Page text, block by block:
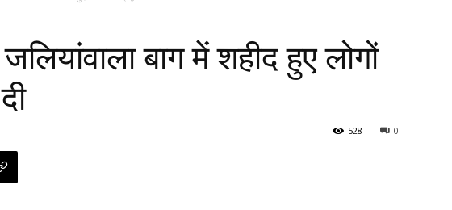
बाग में शहीद हुए लोगों
0
528